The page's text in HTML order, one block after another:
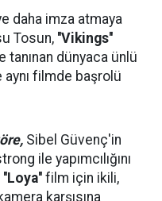
daha imza atmaya
Tosun, ''Vikings''
tanınan dünyaca ünlü
filmde başrolü
Sibel Güvenç'in
ile yapımcılığını
''Loya'' film için ikili,
karşısına